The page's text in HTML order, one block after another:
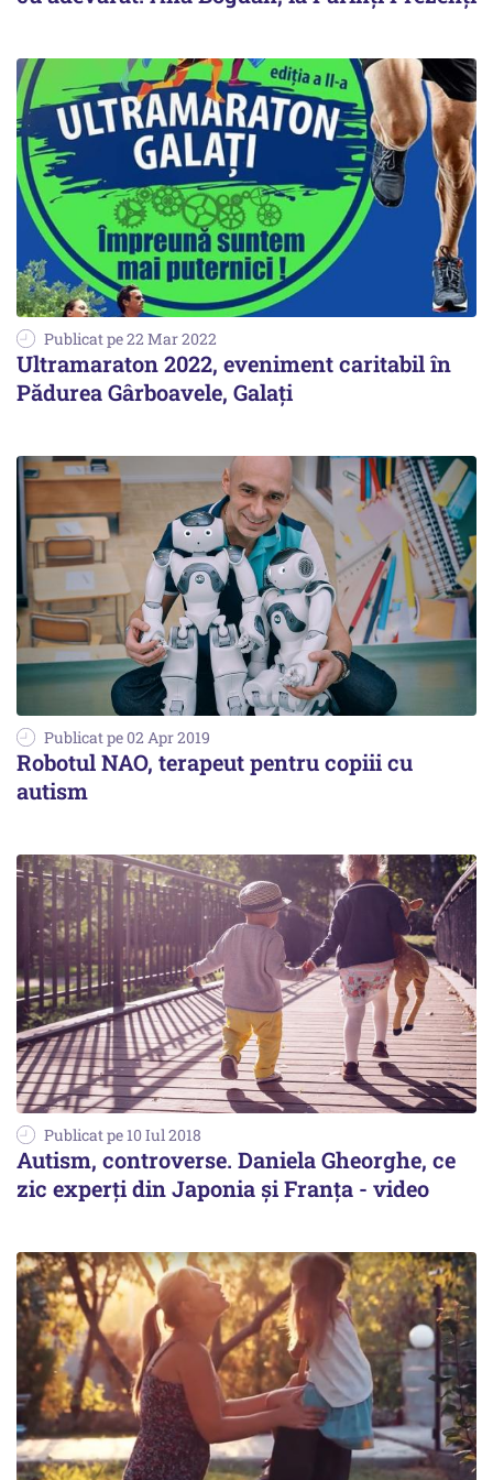
Publicat pe 22 Mar 2022
Ultramaraton 2022, eveniment caritabil în
Pădurea Gârboavele, Galați
Publicat pe 02 Apr 2019
Robotul NAO, terapeut pentru copiii cu
autism
Publicat pe 10 Iul 2018
Autism, controverse. Daniela Gheorghe, ce
zic experți din Japonia și Franța - video